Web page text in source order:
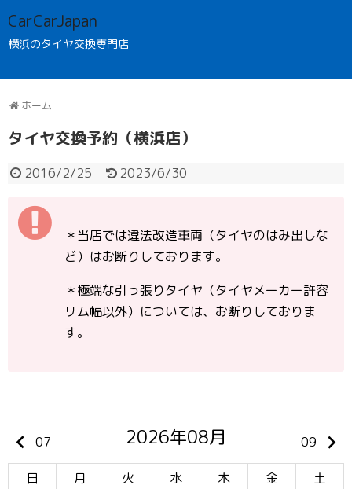
CarCarJapan
横浜のタイヤ交換専門店
ホーム
タイヤ交換予約（横浜店）
2016/2/25 2023/6/30
＊当店では違法改造車両（タイヤのはみ出しな
ど）はお断りしております。
＊極端な引っ張りタイヤ（タイヤメーカー許容
リム幅以外）については、お断りしておりま
す。
keyboard_arrow_left 07 2026年08月 09 keyboard_arrow_right
日 月 火 水 木 金
土